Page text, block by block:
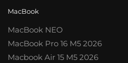
MacBook
MacBook NEO
MacBook Pro 16 M5 2026
Macbook Air 15 M5 2026